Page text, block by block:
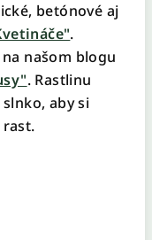
betónové aj
.
našom blogu
. Rastlinu
aby si
rast.